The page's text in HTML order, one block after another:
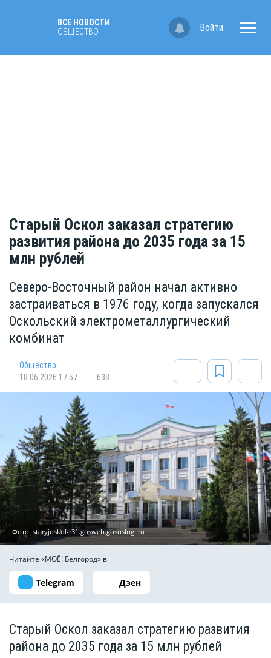
ВСЕ НОВОСТИ
ОБЩЕСТВО
Войти
Старый Оскол заказал стратегию
развития района до 2035 года за 15
млн рублей
Северо-Восточный район начал активно
застраиваться в 1976 году, когда запускался
Оскольский электрометаллургический
комбинат
Общество
18.06.2026 17:57
638
Фото: staryjoskol-r31.gosweb.gosuslugi.ru
Читайте «МОЁ! Белгород» в
Telegram Дзен
Старый Оскол заказал стратегию развития
района до 2035 года за 15 млн рублей